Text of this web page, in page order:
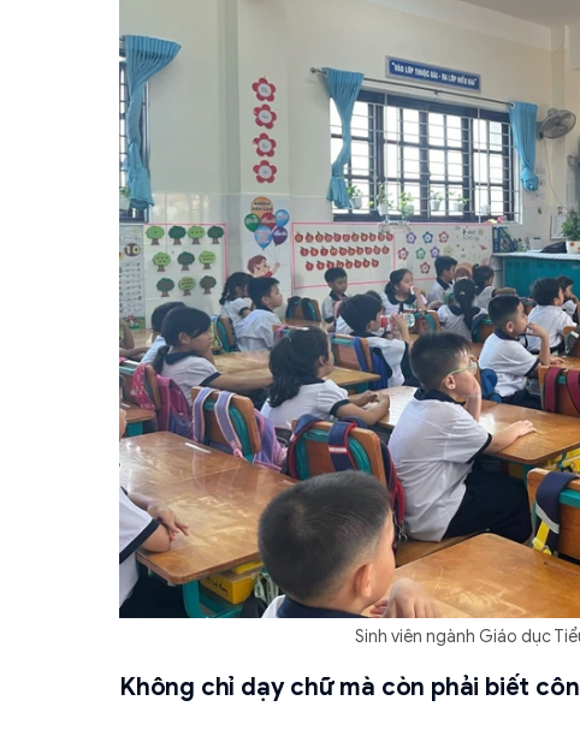
Sinh viên ngành Giáo dục
Không chỉ dạy chữ mà còn phải biết